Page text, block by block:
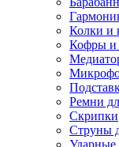
Колки и
Кофры и
Ремни
Скрипки
Струны
Ударные